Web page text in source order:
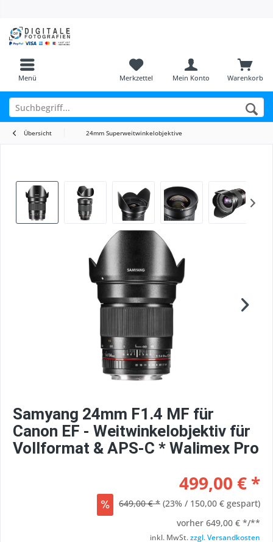
Menü Warenkorb
Merkzettel Mein Konto
Übersicht 24mm Superweitwinkelobjektive
Samyang 24mm F1.4 MF für
Canon EF - Weitwinkelobjektiv für
Vollformat & APS-C * Walimex Pro
499,00 € *
649,00 € * (23% / 150,00 € gespart)
vorher 649,00 € */**
inkl. MwSt.zzgl. Versandkosten